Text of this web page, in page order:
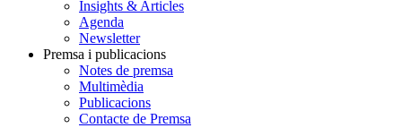
Insights & Articles
Agenda
Newsletter
Premsa i publicacions
Notes de premsa
Multimèdia
Publicacions
Contacte de Premsa